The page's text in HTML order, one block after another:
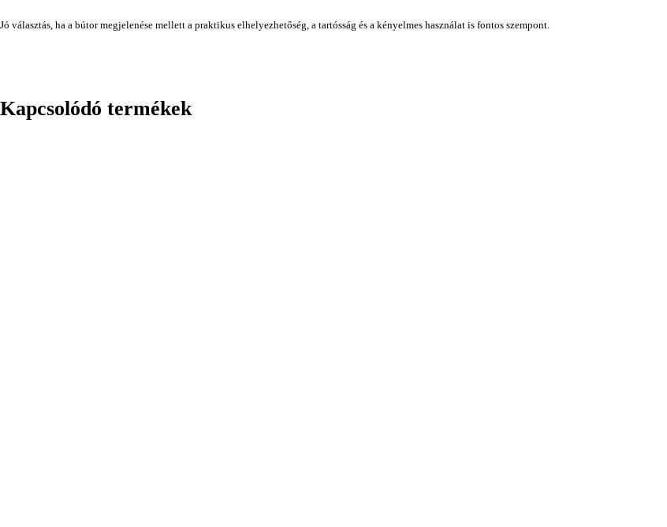
Jó választás, ha a bútor megjelenése mellett a praktikus elhelyezhetőség, a tartósság és a kényelmes használat is fontos szempont.
Kapcsolódó termékek